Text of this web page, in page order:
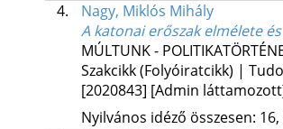
4.
Nagy, Miklós Mihály
A katonai erőszak elmélete és
MÚLTUNK -
Szakcikk (Folyóiratcikk) |
[2020843] [Admin
Nyilvános idéző összesen: